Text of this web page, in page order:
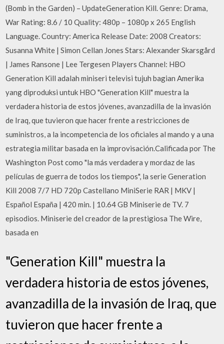
(Bomb in the Garden) – UpdateGeneration Kill. Genre: Drama,
War Rating: 8.6 / 10 Quality: 480p – 1080p x 265 English
Language. Country: America Release Date: 2008 Creators:
Susanna White | Simon Cellan Jones Stars: Alexander Skarsgård
| James Ransone | Lee Tergesen Players Channel: HBO
Generation Kill adalah miniseri televisi tujuh bagian Amerika
yang diproduksi untuk HBO "Generation Kill" muestra la
verdadera historia de estos jóvenes, avanzadilla de la invasión
de Iraq, que tuvieron que hacer frente a restricciones de
suministros, a la incompetencia de los oficiales al mando y a una
estrategia militar basada en la improvisación.Calificada por The
Washington Post como "la más verdadera y mordaz de las
películas de guerra de todos los tiempos", la serie Generation
Kill 2008 7/7 HD 720p Castellano MiniSerie RAR | MKV |
Español España | 420 min. | 10.64 GB Miniserie de TV. 7
episodios. Miniserie del creador de la prestigiosa The Wire,
basada en
"Generation Kill" muestra la
verdadera historia de estos jóvenes,
avanzadilla de la invasión de Iraq, que
tuvieron que hacer frente a